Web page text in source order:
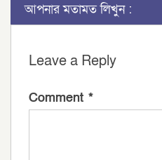
আপনার মতামত লিখুন :
Leave a Reply
Comment *